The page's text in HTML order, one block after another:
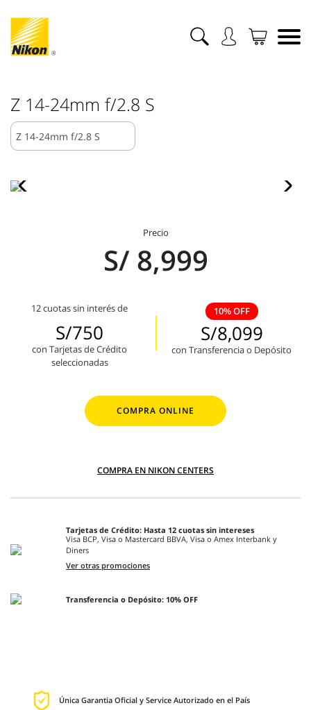
Z 14-24mm f/2.8 S
Precio
S/ 8,999
12 cuotas sin interés de
S/750
con Tarjetas de Crédito
seleccionadas
10% OFF
S/8,099
con Transferencia o Depósito
COMPRA ONLINE
COMPRA EN NIKON CENTERS
Tarjetas de Crédito: Hasta 12 cuotas sin intereses
Visa BCP, Visa o Mastercard BBVA, Visa o Amex Interbank y
Diners
Ver otras promociones
Transferencia o Depósito: 10% OFF
Única Garantia Oficial y Service Autorizado en el País